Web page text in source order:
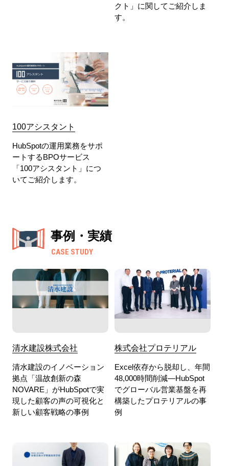
クト」に関してご紹介しま
す。
100アシスタント
HubSpotの運用業務をサポ
ートするBPOサービス
「100アシスタント」につ
いてご紹介します。
事例・実績
CASE STUDY
清水建設株式会社
清水建設のイノベーション
拠点「温故創新の森
NOVARE」がHubSpotで実
現した顧客の声の可視化と
新しい顧客戦略の事例
株式会社プロテリアル
Excel依存から脱却し、年間
48,000時間削減―HubSpot
でグローバル営業基盤を再
構築したプロテリアルの事
例